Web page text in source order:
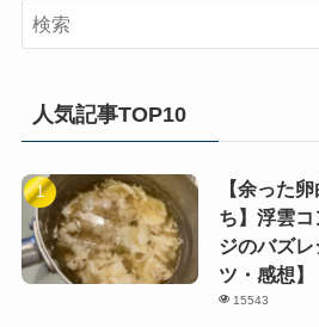
人気記事TOP10
【余った
ち】浮雲
ジのバズ
ツ・感想】
15543